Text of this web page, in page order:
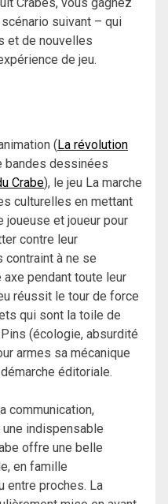
suivant – qui
et de nouvelles
de jeu.
(La révolution
bandes dessinées
Crabe), le jeu La marche
culturelles en mettant
joueuse et joueur pour
contre leur
à ne se
pendant toute leur
réussit le tour de force
qui sont la toile de
(écologie, absurdité
armes sa mécanique
éditoriale.
communication,
indispensable
offre une belle
en famille
entre proches. La